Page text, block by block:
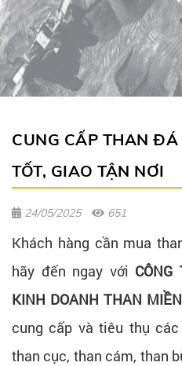
CUNG CẤP THAN
TỐT, GIAO TẬN NƠI
24/05/2025 651
Khách hàng cần mua
hãy đến ngay với
KINH DOANH THAN
cung cấp và tiêu thụ
than cục, than cám, than